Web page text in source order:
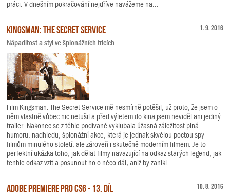
práci. V dnešním pokračování nejdříve navážeme na...
1. 9. 2016
Kingsman: The Secret Service
Nápaditost a styl ve špionážních tricích.
Film Kingsman: The Secret Service mě nesmírně potěšil, už proto, že jsem o
něm vlastně vůbec nic netušil a před výletem do kina jsem neviděl ani jediný
trailer. Nakonec se z téhle podívané vyklubala úžasná záležitost plná
humoru, nadhledu, špionážní akce, která je jednak skvělou poctou spy
filmům minulého století, ale zároveň i skutečně moderním filmem. Je to
perfektní ukázka toho, jak dělat filmy navazující na odkaz starých legend, jak
tenhle odkaz vzít a posunout ho o něco dál, aniž by zanikl...
10. 8. 2016
Adobe Premiere Pro CS6 - 13. díl